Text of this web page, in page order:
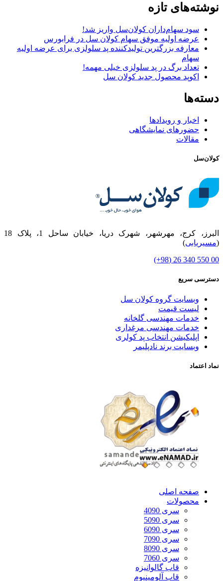
نوشته‌های تازه
سود سهام‌داران کولان‌سل واریز شد!
عرضه اولیه موفق سهام کولان سل در فرابورس
معارفه بزرگترین تولیدکننده پد سلولزی برای عرضه اولیه
سهام
تعداد برگ در پد سلولزی خیلی مهمه!
اکوپد محصول جدید کولان‌ سل
دسته‌ها
اخبار و رویدادها
حضورهای نمایشگاهی
مقالات
کولان‌سل
البرز، کرج، مهرشهر، شهرک دریا، خیابان ساحل 1، پلاک 18
(مسیریابی)
00 550 340 26 (98+)
دسترسی سریع
وبسایت گروه کولان سل
لیست قیمت
خدمات مهندسی گلخانه
خدمات مهندسی مرغداری
اپلیکیشن انتخاب پد کولری
وبسایت برند نادپلیمر
نماد اعتماد
صفحه اصلی
محصولات
سری 4090
سری 5090
سری 6090
سری 7090
سری 8090
سری 7060
قاب گالوانیزه
قاب آلومینیوم